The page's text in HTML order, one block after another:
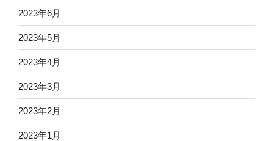
2023年6月
2023年5月
2023年4月
2023年3月
2023年2月
2023年1月